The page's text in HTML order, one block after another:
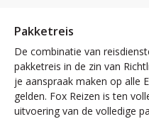
Pakketreis
De combinatie van
pakketreis in de zin van
je aanspraak maken op alle
gelden. Fox Reizen is ten
uitvoering van de volledige